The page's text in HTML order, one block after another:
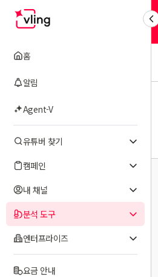
홈
알림
Agent-V
유튜버 찾기
캠페인
내 채널
분석 도구
엔터프라이즈
요금 안내